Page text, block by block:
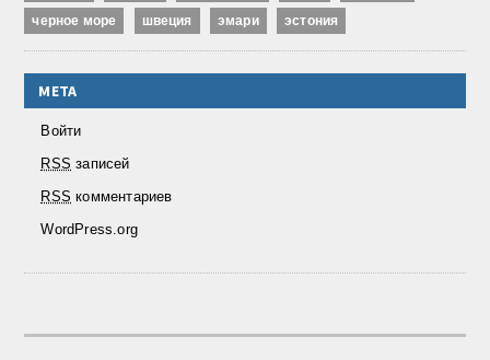
черное море швеция эмари эстония
МЕТА
Войти
RSS записей
RSS комментариев
WordPress.org